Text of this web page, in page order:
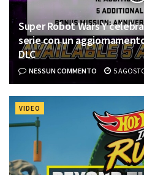
Super Robot Wars Y
serie con un
DLC
NESSUN COMMENTO 5
VIDEO